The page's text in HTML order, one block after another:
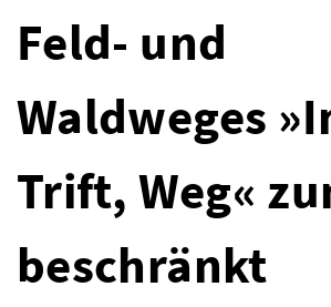
Feld- und
Waldweges
Trift, Weg«
beschränkt